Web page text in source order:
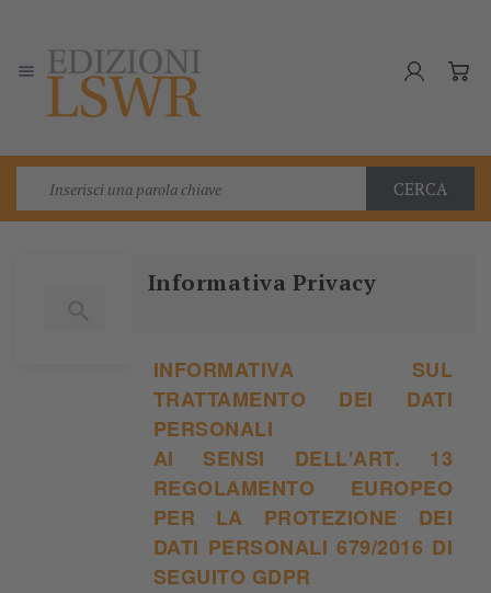

CERCA
Informativa Privacy
INFORMATIVA SUL
TRATTAMENTO DEI DATI
PERSONALI
AI SENSI DELL'ART. 13
REGOLAMENTO EUROPEO
PER LA PROTEZIONE DEI
DATI PERSONALI 679/2016 DI
SEGUITO GDPR